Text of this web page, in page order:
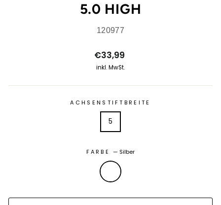
5.0 HIGH
120977
Normaler
Preis
€33,99
inkl. MwSt.
ACHSENSTIFTBREITE
5
FARBE— Silber